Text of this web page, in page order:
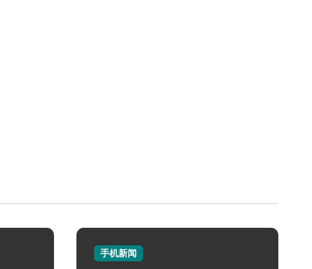
手机新闻